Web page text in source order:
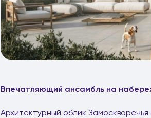
Впечатляющий ансамбль на
Архитектурный облик